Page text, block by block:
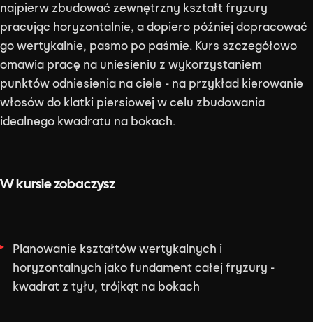
najpierw zbudować zewnętrzny kształt fryzury
pracując horyzontalnie, a dopiero później dopracować
go wertykalnie, pasmo po paśmie. Kurs szczegółowo
omawia pracę na uniesieniu z wykorzystaniem
punktów odniesienia na ciele - na przykład kierowanie
włosów do klatki piersiowej w celu zbudowania
idealnego kwadratu na bokach.
W kursie zobaczysz
Planowanie kształtów wertykalnych i
horyzontalnych jako fundament całej fryzury -
kwadrat z tyłu, trójkąt na bokach